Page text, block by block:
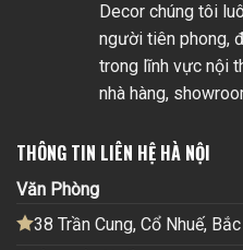
Decor chúng tôi
người tiên phong,
trong lĩnh vực nội
nhà hàng,
THÔNG TIN LIÊN HỆ HÀ NỘI
Văn Phòng
38 Trần Cung, Cổ Nhuế,